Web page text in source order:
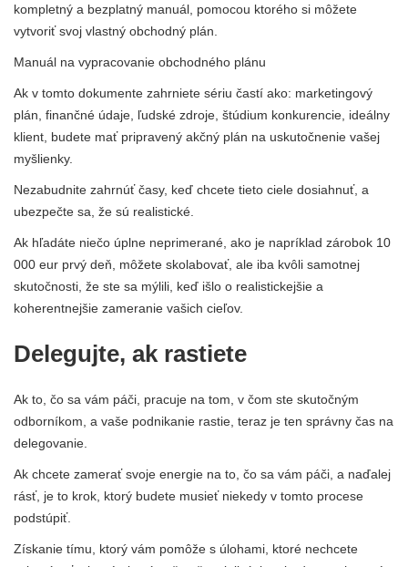
kompletný a bezplatný manuál, pomocou ktorého si môžete
vytvoriť svoj vlastný obchodný plán.
Manuál na vypracovanie obchodného plánu
Ak v tomto dokumente zahrniete sériu častí ako: marketingový
plán, finančné údaje, ľudské zdroje, štúdium konkurencie, ideálny
klient, budete mať pripravený akčný plán na uskutočnenie vašej
myšlienky.
Nezabudnite zahrnúť časy, keď chcete tieto ciele dosiahnuť, a
ubezpečte sa, že sú realistické.
Ak hľadáte niečo úplne neprimerané, ako je napríklad zárobok 10
000 eur prvý deň, môžete skolabovať, ale iba kvôli samotnej
skutočnosti, že ste sa mýlili, keď išlo o realistickejšie a
koherentnejšie zameranie vašich cieľov.
Delegujte, ak rastiete
Ak to, čo sa vám páči, pracuje na tom, v čom ste skutočným
odborníkom, a vaše podnikanie rastie, teraz je ten správny čas na
delegovanie.
Ak chcete zamerať svoje energie na to, čo sa vám páči, a naďalej
rásť, je to krok, ktorý budete musieť niekedy v tomto procese
podstúpiť.
Získanie tímu, ktorý vám pomôže s úlohami, ktoré nechcete